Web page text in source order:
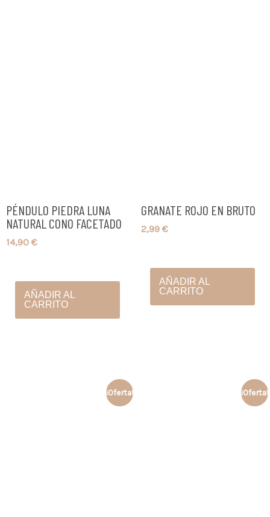
PÉNDULO PIEDRA LUNA
NATURAL CONO FACETADO
14,90 €
AÑADIR AL
CARRITO
GRANATE ROJO EN BRUTO
2,99 €
AÑADIR AL
CARRITO
¡Oferta! ¡Oferta!